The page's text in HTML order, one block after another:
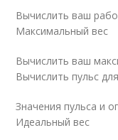
Вычислить ваш
Максимальный вес
Вычислить ваш
Вычислить пульс
Значения пульса и
Идеальный вес